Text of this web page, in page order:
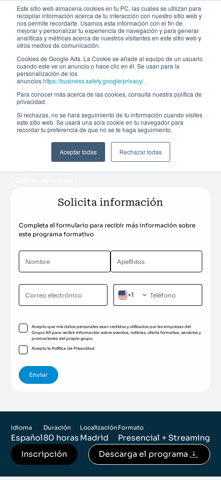
Este sitio web almacena cookies en tu PC, las cuales se utilizan para
recopilar información acerca de tu interacción con nuestro sitio web y
nos permite recordarte. Usamos esta información con el fin de
mejorar y personalizar tu experiencia de navegación y para generar
analíticas y métricas acerca de nuestros visitantes en este sitio web y
otros medios de comunicación.
Cookies de Google Ads. La Cookie se añade al equipo de un usuario
cuando este ve un anuncio o hace clic en él. Se usan para la
personalización de los
anuncios.https://business.safety.google/privacy/.
Para conocer más acerca de las cookies, consulta nuestra política de
privacidad.
Si rechazas, no se hará seguimiento de tu información cuando visites
este sitio web. Se usará una sola cookie en tu navegador para
recordar tu preferencia de que no se te haga seguimiento.
Aceptar todas Rechazar todas
Curso de verano
Especialista en Negocio
Internacional
Matrícula abierta
Del 29 de junio de 2026 al 24 de julio de 2026
Solicita información
Completa el formulario para recibir más información sobre
este programa formativo
+1
Acepto que mis datos personales sean cedidos y utilizados por las empresas del
Grupo Afi para recibir información sobre eventos, noticias, oferta formativa, servicios y
promociones del propio grupo.
Acepto laPolítica de Privacidad
Idioma
Español
Duración
80 horas
Localización
Madrid
Formato
Presencial + Streaming
Inscripción
Descarga el programa